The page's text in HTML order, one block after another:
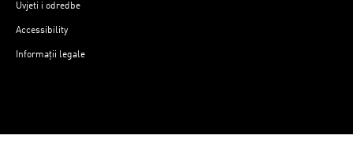
Uvjeti i odredbe
Accessibility
Informații legale